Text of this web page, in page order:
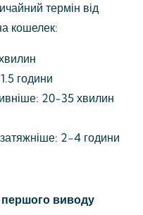
термін від
кошелек:
години
20-35 хвилин
2-4 години
першого виводу